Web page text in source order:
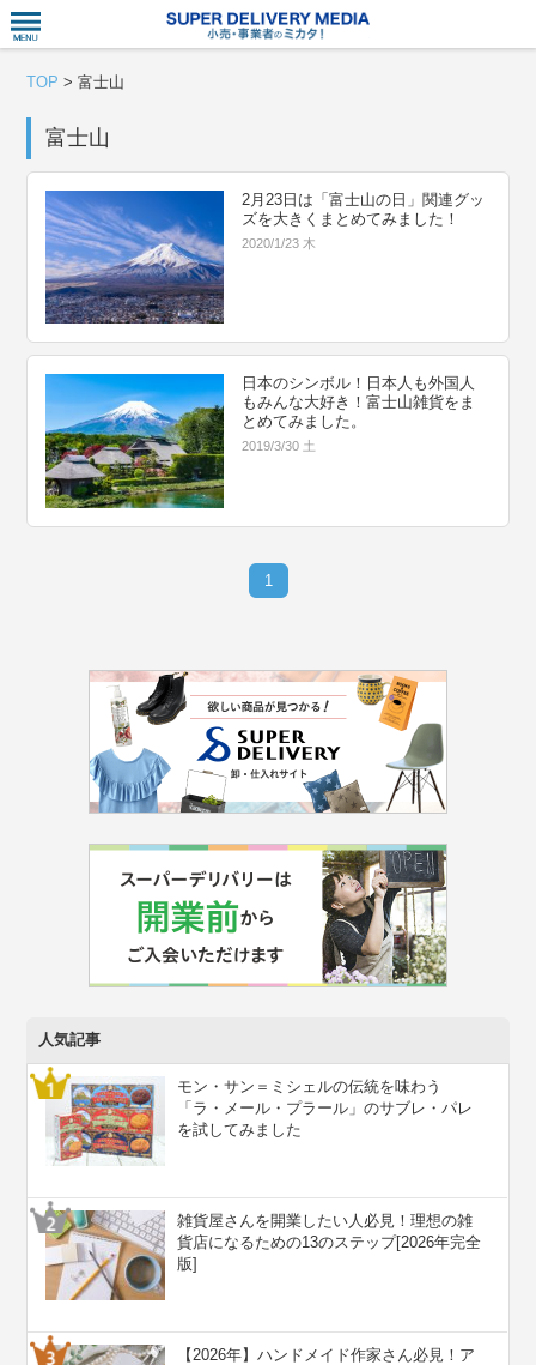
TOP >富士山
富士山
2月23日は「富士山の日」関連グッ
ズを大きくまとめてみました！
2020/1/23 木
日本のシンボル！日本人も外国人
もみんな大好き！富士山雑貨をま
とめてみました。
2019/3/30 土
1
人気記事
モン・サン＝ミシェルの伝統を味わう
「ラ・メール・プラール」のサブレ・パレ
を試してみました
雑貨屋さんを開業したい人必見！理想の雑
貨店になるための13のステップ[2026年完全
版]
【2026年】ハンドメイド作家さん必見！ア